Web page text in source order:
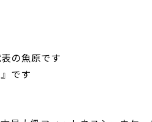
の魚原です
です